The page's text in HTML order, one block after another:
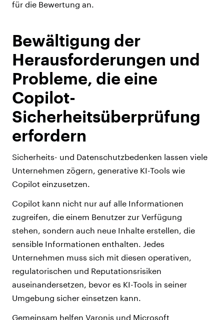
für die Bewertung an.
Bewältigung der
Herausforderungen und
Probleme, die eine
Copilot-
Sicherheitsüberprüfung
erfordern
Sicherheits- und Datenschutzbedenken lassen viele
Unternehmen zögern, generative KI-Tools wie
Copilot einzusetzen.
Copilot kann nicht nur auf alle Informationen
zugreifen, die einem Benutzer zur Verfügung
stehen, sondern auch neue Inhalte erstellen, die
sensible Informationen enthalten. Jedes
Unternehmen muss sich mit diesen operativen,
regulatorischen und Reputationsrisiken
auseinandersetzen, bevor es KI-Tools in seiner
Umgebung sicher einsetzen kann.
Gemeinsam helfen Varonis und Microsoft